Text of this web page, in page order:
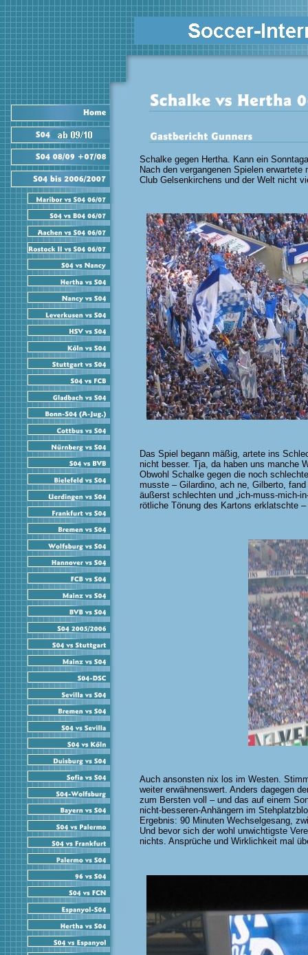
Schalke gegen Hertha. Kann ein
Nach den vergangenen Spielen
Club Gelsenkirchens und der Welt nicht
Das Spiel begann mäßig, artete ins
nicht besser. Tja, da haben uns manche
Obwohl Schalke gegen die noch
musste – Gilardino, ach ne, Gilberto,
äußerst schlechten und „ich-muss-mich-
rötliche Tönung des Kartons erklatschte
Auch ansonsten nix los im Westen.
weiter erwähnenswert. Anders dagegen
zum Bersten voll – und das auf einem
nicht-besseren-Anhängern im
Ergebnis: 90 Minuten Wechselgesang,
Und bevor sich der wohl unwichtigste
nichts. Ansprüche und Wirklichkeit mal